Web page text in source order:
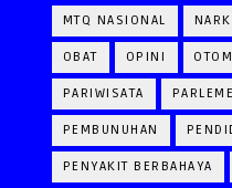
MTQ NASIONAL
OBAT OPINI
PARIWISATA
PEMBUNUHAN
PENYAKIT BERBAHAYA